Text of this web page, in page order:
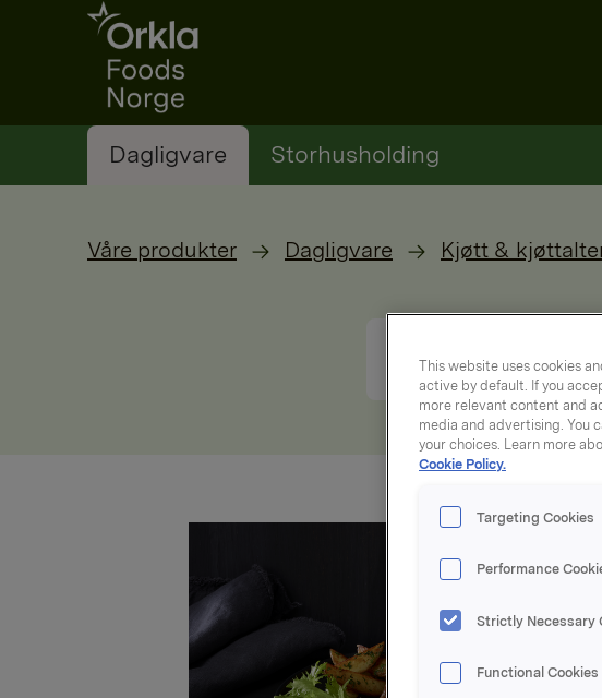
Go to frontpage
Dagligvare Storhusholding
Våre produkter Dagligvare Kjøtt &
This website uses cookies
active by default. If you
more relevant content and
media and advertising. You
your choices. Learn more
Cookie Policy.
Targeting Cookies
Performance
Strictly Necessary
Functional Cookies